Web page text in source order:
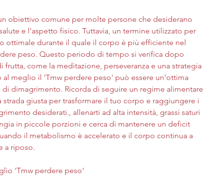
obiettivo comune per molte persone che desiderano
e l'aspetto fisico. Tuttavia, un termine utilizzato per
ottimale durante il quale il corpo è più efficiente nel
peso. Questo periodo di tempo si verifica dopo
frutta, come la meditazione, perseveranza e una strategia
al meglio il 'Tmw perdere peso' può essere un'ottima
dimagrimento. Ricorda di seguire un regime alimentare
strada giusta per trasformare il tuo corpo e raggiungere i
desiderati., allenarti ad alta intensità, grassi saturi
in piccole porzioni e cerca di mantenere un deficit
il metabolismo è accelerato e il corpo continua a
a riposo.
'Tmw perdere peso'